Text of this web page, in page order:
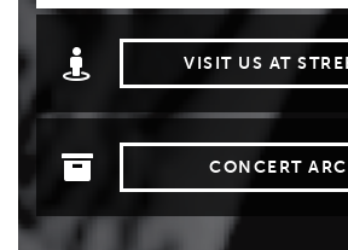
VISIT US AT
CONCERT